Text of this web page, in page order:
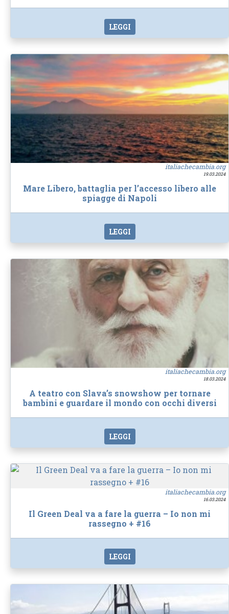
LEGGI
italiachecambia.org
19.03.2024
Mare Libero, battaglia per l’accesso libero alle
spiagge di Napoli
LEGGI
italiachecambia.org
18.03.2024
A teatro con Slava’s snowshow per tornare
bambini e guardare il mondo con occhi diversi
LEGGI
italiachecambia.org
16.03.2024
Il Green Deal va a fare la guerra – Io non mi
rassegno + #16
LEGGI